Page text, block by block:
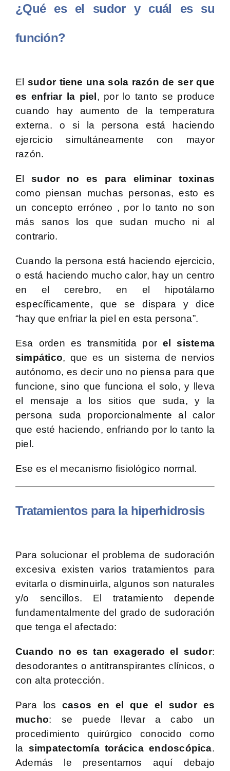
¿Qué es el sudor y cuál es su
función?
El sudor tiene una sola razón de ser que
es enfriar la piel , por lo tanto se produce
cuando hay aumento de la temperatura
externa. o si la persona está haciendo
ejercicio simultáneamente con mayor
razón.
Elsudor no es para eliminar toxinas
como piensan muchas personas, esto es
un concepto erróneo , por lo tanto no son
más sanos los que sudan mucho ni al
contrario.
Cuando la persona está haciendo ejercicio,
o está haciendo mucho calor, hay un centro
en el cerebro, en el
hipotálamo
específicamente, que se dispara y dice
“hay que enfriar la piel en esta persona”.
Esa orden es transmitida por el sistema
simpático, que es un sistema de nervios
autónomo, es decir uno no piensa para que
funcione, sino que funciona el solo, y lleva
el mensaje a los sitios que suda, y la
persona suda proporcionalmente al calor
que esté haciendo, enfriando por lo tanto la
piel.
Ese es el mecanismo fisiológico normal.
Tratamientos para la hiperhidrosis
Para solucionar el problema de sudoración
excesiva existen varios tratamientos para
evitarla o disminuirla, algunos son naturales
y/o sencillos. El tratamiento depende
fundamentalmente del grado de sudoración
que tenga el afectado:
Cuando no es tan exagerado el sudor:
desodorantes o antitranspirantes clínicos, o
con alta protección.
Para los casos en el que el sudor es
mucho: se puede llevar a cabo un
procedimiento quirúrgico conocido como
la simpatectomía torácica endoscópica.
Además le presentamos aquí debajo